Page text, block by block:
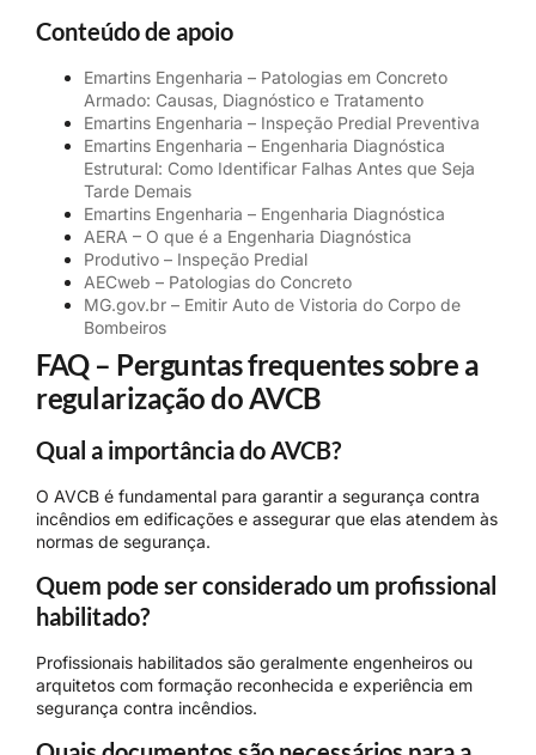
Conteúdo de apoio
Emartins Engenharia – Patologias em Concreto
Armado: Causas, Diagnóstico e Tratamento
Emartins Engenharia – Inspeção Predial Preventiva
Emartins Engenharia – Engenharia Diagnóstica
Estrutural: Como Identificar Falhas Antes que Seja
Tarde Demais
Emartins Engenharia – Engenharia Diagnóstica
AERA – O que é a Engenharia Diagnóstica
Produtivo – Inspeção Predial
AECweb – Patologias do Concreto
MG.gov.br – Emitir Auto de Vistoria do Corpo de
Bombeiros
FAQ – Perguntas frequentes sobre a
regularização do AVCB
Qual a importância do AVCB?
O AVCB é fundamental para garantir a segurança contra
incêndios em edificações e assegurar que elas atendem às
normas de segurança.
Quem pode ser considerado um profissional
habilitado?
Profissionais habilitados são geralmente engenheiros ou
arquitetos com formação reconhecida e experiência em
segurança contra incêndios.